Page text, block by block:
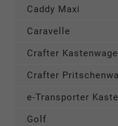
Caddy Maxi
Caravelle
Crafter
Crafter
e-Transporter
Golf